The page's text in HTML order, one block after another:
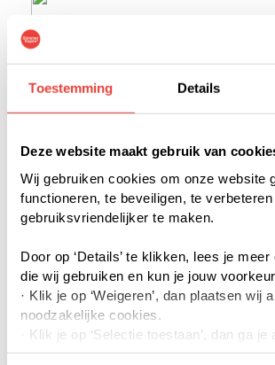
Toestemming Details
Deze website maakt gebruik van
Wij gebruiken cookies om onze website
functioneren, te beveiligen, te verbeteren
gebruiksvriendelijker te maken.
Door op ‘Details’ te klikken, lees je
die wij gebruiken en kun je jouw
· Klik je op ‘Weigeren’, dan plaatsen wij
noodzakelijke cookies.
· Klik je op ‘Selectie toestaan’, dan ga
door jouw aangevinkte cookies. Je kunt